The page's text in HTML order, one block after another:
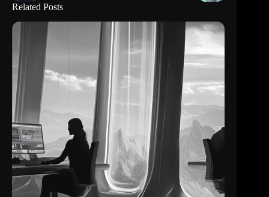
Related Posts